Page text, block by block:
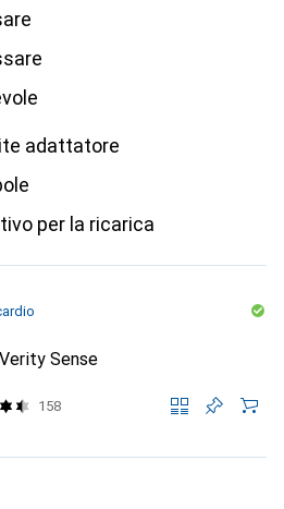
adattatore
per la ricarica
Verity Sense
158